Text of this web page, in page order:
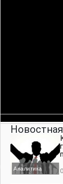
Аналитика